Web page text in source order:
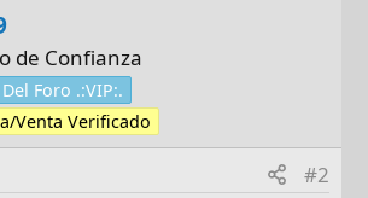
de Confianza
Foro .:VIP:.
Venta Verificado
#2